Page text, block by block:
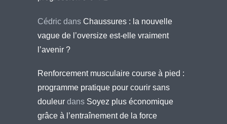
Cédric dans Chaussures : la nouvelle
vague de l’oversize est-elle vraiment
l’avenir ?
Renforcement musculaire course à pied :
programme pratique pour courir sans
douleur dans Soyez plus économique
grâce à l’entraînement de la force